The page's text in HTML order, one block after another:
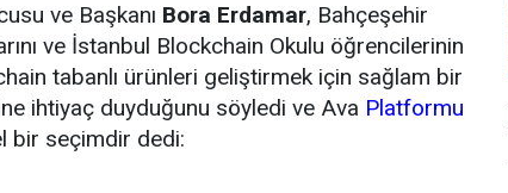
ve Başkanı Bora Erdamar, Bahçeşehir
ve İstanbul Blockchain Okulu öğrencilerinin
tabanlı ürünleri geliştirmek için sağlam bir
ihtiyaç duyduğunu söyledi ve Ava Platformu
bir seçimdir dedi: